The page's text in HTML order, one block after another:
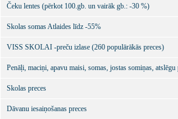
Čeku lentes (pērkot 100.gb. un vairāk gb.: -30 %)
Skolas somas Atlaides līdz -55%
VISS SKOLAI -preču izlase (260 populārākās preces)
Penāļi, maciņi, apavu maisi, somas, jostas somiņas,
Skolas preces
Dāvanu iesaiņošanas preces